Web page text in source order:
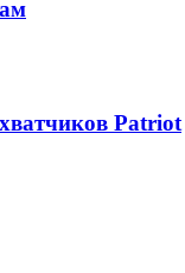
Patriot